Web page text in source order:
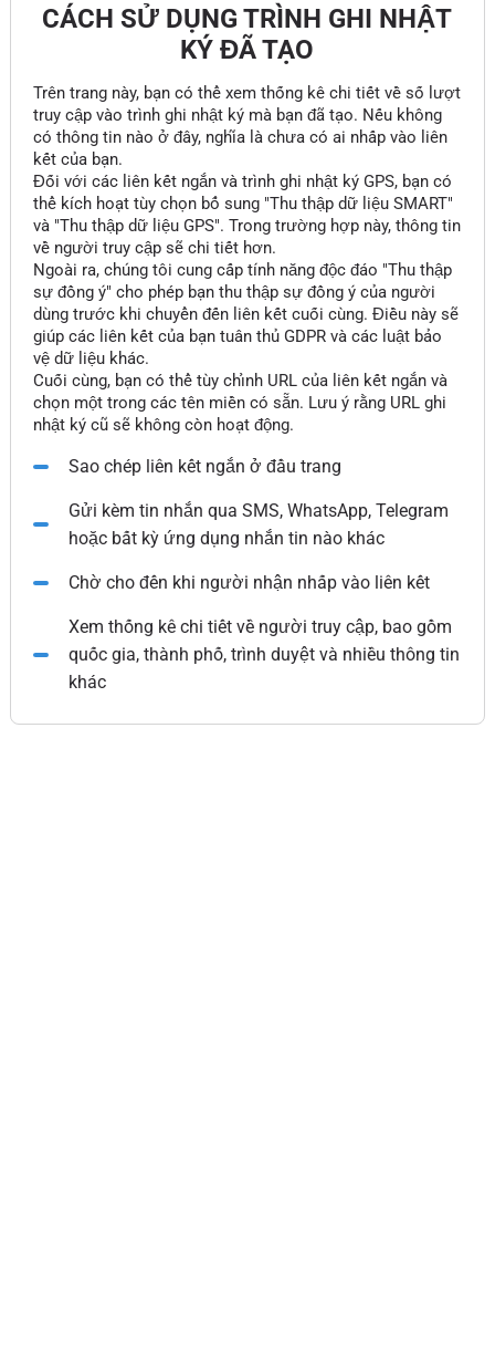
CÁCH SỬ DỤNG TRÌNH GHI NHẬT
KÝ ĐÃ TẠO
Trên trang này, bạn có thể xem thống kê chi tiết về số lượt
truy cập vào trình ghi nhật ký mà bạn đã tạo. Nếu không
có thông tin nào ở đây, nghĩa là chưa có ai nhấp vào liên
kết của bạn.
Đối với các liên kết ngắn và trình ghi nhật ký GPS, bạn có
thể kích hoạt tùy chọn bổ sung "Thu thập dữ liệu SMART"
và "Thu thập dữ liệu GPS". Trong trường hợp này, thông tin
về người truy cập sẽ chi tiết hơn.
Ngoài ra, chúng tôi cung cấp tính năng độc đáo "Thu thập
sự đồng ý" cho phép bạn thu thập sự đồng ý của người
dùng trước khi chuyển đến liên kết cuối cùng. Điều này sẽ
giúp các liên kết của bạn tuân thủ GDPR và các luật bảo
vệ dữ liệu khác.
Cuối cùng, bạn có thể tùy chỉnh URL của liên kết ngắn và
chọn một trong các tên miền có sẵn. Lưu ý rằng URL ghi
nhật ký cũ sẽ không còn hoạt động.
Sao chép liên kết ngắn ở đầu trang
Gửi kèm tin nhắn qua SMS, WhatsApp, Telegram
hoặc bất kỳ ứng dụng nhắn tin nào khác
Chờ cho đến khi người nhận nhấp vào liên kết
Xem thống kê chi tiết về người truy cập, bao gồm
quốc gia, thành phố, trình duyệt và nhiều thông tin
khác